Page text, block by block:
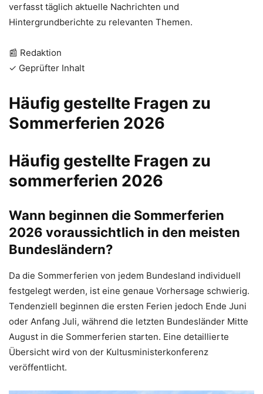
verfasst täglich aktuelle Nachrichten und
Hintergrundberichte zu relevanten Themen.
📰 Redaktion
✓ Geprüfter Inhalt
Häufig gestellte Fragen zu
Sommerferien 2026
Häufig gestellte Fragen zu
sommerferien 2026
Wann beginnen die Sommerferien
2026 voraussichtlich in den meisten
Bundesländern?
Da die Sommerferien von jedem Bundesland individuell
festgelegt werden, ist eine genaue Vorhersage schwierig.
Tendenziell beginnen die ersten Ferien jedoch Ende Juni
oder Anfang Juli, während die letzten Bundesländer Mitte
August in die Sommerferien starten. Eine detaillierte
Übersicht wird von der Kultusministerkonferenz
veröffentlicht.